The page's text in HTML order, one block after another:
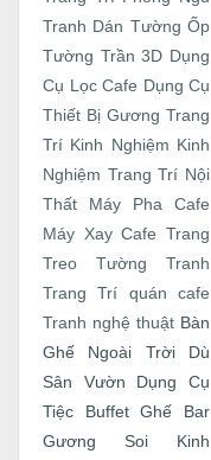
Tranh Dán Tường Ốp
Tường Trần 3D Dụng
Cụ Lọc Cafe Dụng Cụ
Thiết Bị Gương Trang
Trí Kinh Nghiệm Kinh
Nghiệm Trang Trí Nội
Thất
Máy Pha Cafe
Máy Xay Cafe
Trang
Treo Tường
Tranh
Trang Trí quán cafe
Tranh nghệ thuật Bàn
Ghế Ngoài Trời
Dù
Sân Vườn
Dụng Cụ
Tiệc Buffet
Ghế Bar
Gương Soi
Kinh